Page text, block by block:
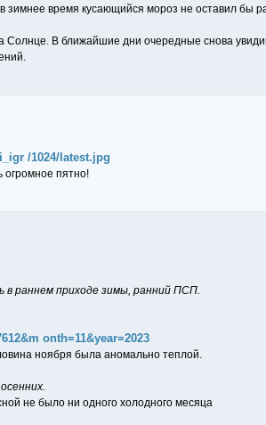
время кусающийся мороз не оставил бы
Солнце. В ближайшие дни очередные снова
/1024/latest.jpg
огромное пятно!
раннем приходе зимы, ранний ПСП.
onth=11&year=2023
ноября была аномально теплой.
не было ни одного холодного месяца